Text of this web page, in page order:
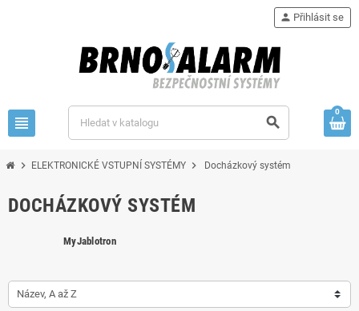
view_headline search
person Přihlásit se
0
chevron_right ELEKTRONICKÉ VSTUPNÍ SYSTÉMY chevron_right Docházkový systém
DOCHÁZKOVÝ SYSTÉM
MyJablotron
Název, A až Z